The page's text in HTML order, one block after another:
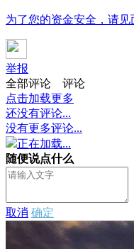
为了您的资金安全，请
举报
全部评论
评论
点击加载更多
还没有评论...
没有更多评论...
正在加载...
随便说点什么
取消 确定